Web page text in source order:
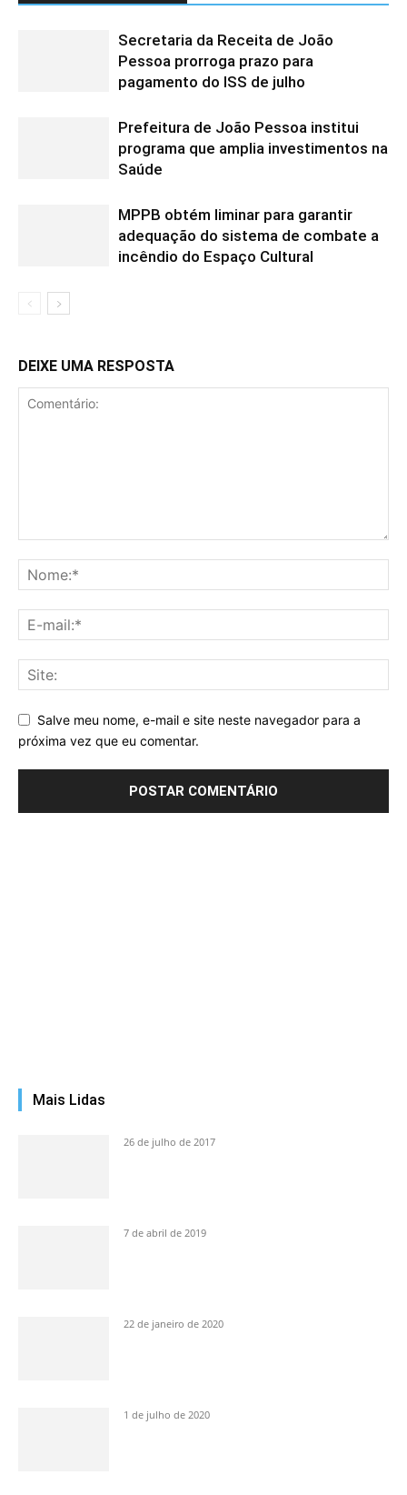
Secretaria da Receita de João
Pessoa prorroga prazo para
pagamento do ISS de julho
Prefeitura de João Pessoa institui
programa que amplia investimentos na
Saúde
MPPB obtém liminar para garantir
adequação do sistema de combate a
incêndio do Espaço Cultural
DEIXE UMA RESPOSTA
Salve meu nome, e-mail e site neste navegador para a
próxima vez que eu comentar.
Mais Lidas
26 de julho de 2017
7 de abril de 2019
22 de janeiro de 2020
1 de julho de 2020